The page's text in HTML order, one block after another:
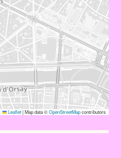
Leaflet|Map data ©OpenStreetMapcontributors